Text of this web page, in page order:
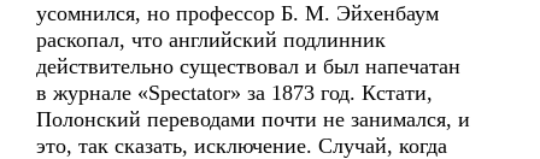
усомнился, но профессор Б. М. Эйхенбаум
раскопал, что английский подлинник
действительно существовал и был напечатан
в журнале «Spectator» за 1873 год. Кстати,
Полонский переводами почти не занимался, и
это, так сказать, исключение. Случай, когда